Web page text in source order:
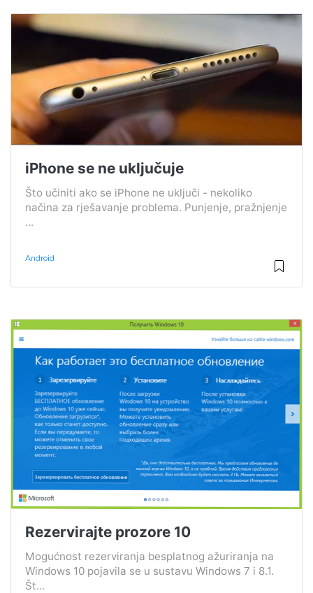
iPhone se ne uključuje
Što učiniti ako se iPhone ne uključi - nekoliko
načina za rješavanje problema. Punjenje, pražnjenje
...
Android
Rezervirajte prozore 10
Mogućnost rezerviranja besplatnog ažuriranja na
Windows 10 pojavila se u sustavu Windows 7 i 8.1.
Št...